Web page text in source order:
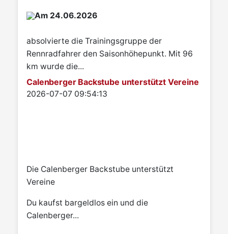
Am 24.06.2026
absolvierte die Trainingsgruppe der
Rennradfahrer den Saisonhöhepunkt. Mit 96
km wurde die...
Calenberger Backstube unterstützt Vereine
Details
2026-07-07 09:54:13
Die Calenberger Backstube unterstützt
Vereine
Du kaufst bargeldlos ein und die
Calenberger...